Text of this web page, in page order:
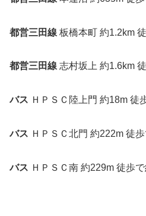
都営三田線 板橋本町 約1.2km
都営三田線 志村坂上 約1.6km
バス ＨＰＳＣ陸上門 約18m 徒
バス ＨＰＳＣ北門 約222m 徒
バス ＨＰＳＣ南 約229m 徒歩